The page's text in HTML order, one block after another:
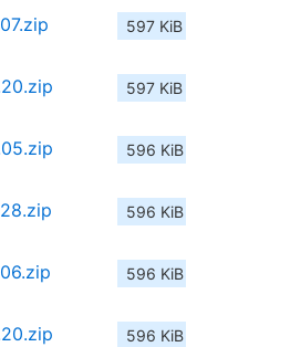
597 KiB
597 KiB
596 KiB
596 KiB
596 KiB
596 KiB